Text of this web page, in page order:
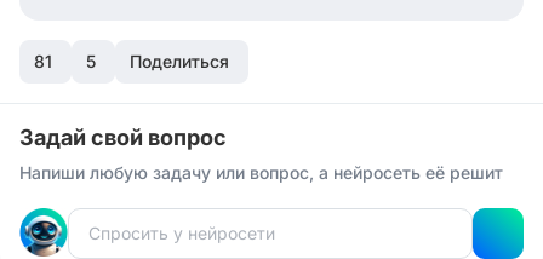
81 5 Поделиться
Задай свой вопрос
Напиши любую задачу или вопрос, а нейросеть её решит